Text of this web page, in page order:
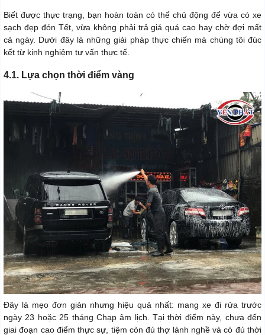
Biết được thực trạng, bạn hoàn toàn có thể chủ động để vừa có xe
sạch đẹp đón Tết, vừa không phải trả giá quá cao hay chờ đợi mất
cả ngày. Dưới đây là những giải pháp thực chiến mà chúng tôi đúc
kết từ kinh nghiệm tư vấn thực tế.
4.1. Lựa chọn thời điểm vàng
Đây là mẹo đơn giản nhưng hiệu quả nhất: mang xe đi rửa trước
ngày 23 hoặc 25 tháng Chạp âm lịch. Tại thời điểm này, chưa đến
giai đoạn cao điểm thực sự, tiệm còn đủ thợ lành nghề và có đủ thời